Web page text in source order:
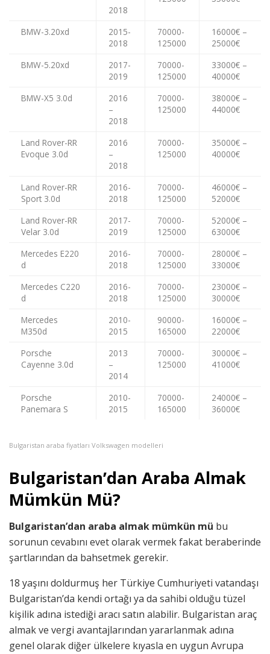
2018
BMW-3.20xd
2015-
2018
70000-
125000
16000€ –
25000€
BMW-5.20xd
2017-
2019
70000-
125000
33000€ –
40000€
BMW-X5 3.0d
2016
–
2018
70000-
125000
38000€ –
44000€
Land Rover-RR
Evoque 3.0d
2016
–
2018
70000-
125000
35000€ –
40000€
Land Rover-RR
Sport 3.0d
2016-
2018
70000-
125000
46000€ –
52000€
Land Rover-RR
Velar 3.0d
2017-
2019
70000-
125000
52000€ –
63000€
Mercedes E220
d
2016-
2018
70000-
125000
28000€ –
33000€
Mercedes C220
d
2016-
2018
70000-
125000
23000€ –
30000€
Mercedes
M350d
2010-
2015
90000-
165000
16000€ –
22000€
Porsche
Cayenne 3.0d
2013
–
2014
70000-
125000
30000€ –
41000€
Porsche
Panemara S
2010-
2015
70000-
165000
24000€ –
36000€
Bulgaristan araba fiyatları Volkswagen modelleri
Bulgaristan’dan Araba Almak
Mümkün Mü?
Bulgaristan’dan araba almak mümkün mü bu
sorunun cevabını evet olarak vermek fakat beraberinde
şartlarından da bahsetmek gerekir.
18 yaşını doldurmuş her Türkiye Cumhuriyeti vatandaşı
Bulgaristan’da kendi ortağı ya da sahibi olduğu tüzel
kişilik adına istediği aracı satın alabilir. Bulgaristan araç
almak ve vergi avantajlarından yararlanmak adına
genel olarak diğer ülkelere kıyasla en uygun Avrupa